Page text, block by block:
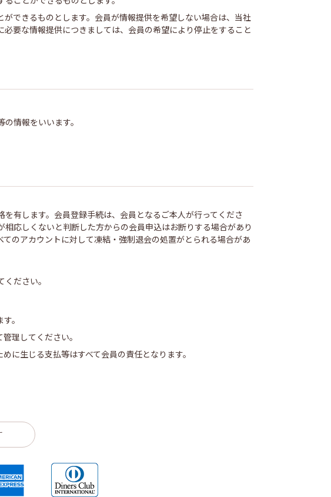
できるものとします。会員が情報提供を希望しない場合は、当社
要な情報提供につきましては、会員の希望により停止をすること
情報をいいます。
有します。会員登録手続は、会員となるご本人が行ってくださ
応しくないと判断した方からの会員申込はお断りする場合があり
のアカウントに対して凍結・強制退会の処置がとられる場合があ
ださい。
。
理してください。
に生じる支払等はすべて会員の責任となります。